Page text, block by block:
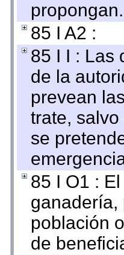
propongan.
85 I A2 :
85 I I : Las
de la
prevean
trate,
se
85 I O1 :
ganadería,
población
de